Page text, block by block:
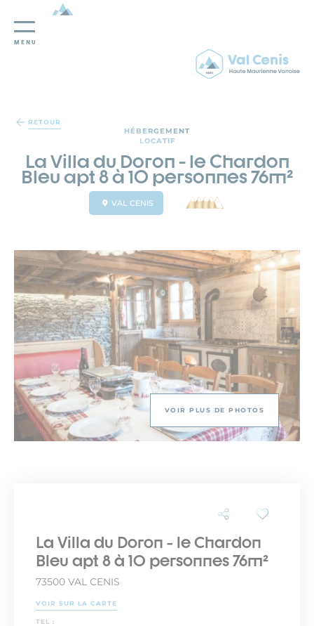
MENU
RETOUR
HÉBERGEMENT
LOCATIF
La Villa du Doron - le Chardon
Bleu apt 8 à 10 personnes 76m²
VAL CENIS
VOIR PLUS DE PHOTOS
La Villa du Doron - le Chardon
Bleu apt 8 à 10 personnes 76m²
73500 VAL CENIS
VOIR SUR LA CARTE
TEL :